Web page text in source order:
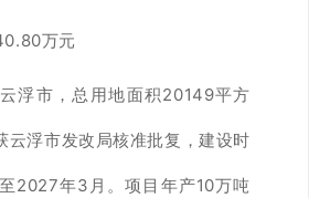
万元
浮市，总用地面积20149平方
云浮市发改局核准批复，建设时
2027年3月。项目年产10万吨